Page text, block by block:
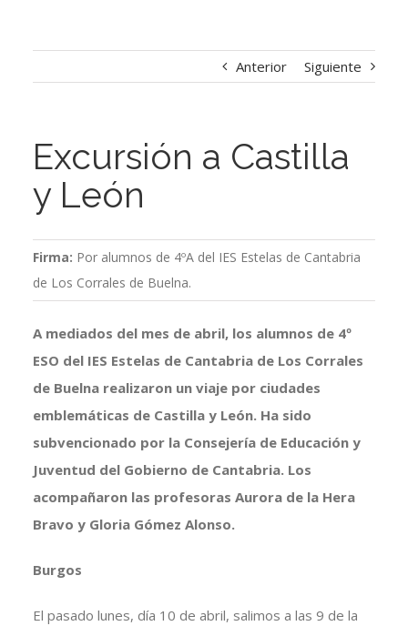
Anterior Siguiente
Excursión a Castilla
y León
Firma: Por alumnos de 4ºA del IES Estelas de Cantabria
de Los Corrales de Buelna.
A mediados del mes de abril, los alumnos de 4º
ESO del IES Estelas de Cantabria de Los Corrales
de Buelna realizaron un viaje por ciudades
emblemáticas de Castilla y León. Ha sido
subvencionado por la Consejería de Educación y
Juventud del Gobierno de Cantabria. Los
acompañaron las profesoras Aurora de la Hera
Bravo y Gloria Gómez Alonso.
Burgos
El pasado lunes, día 10 de abril, salimos a las 9 de la